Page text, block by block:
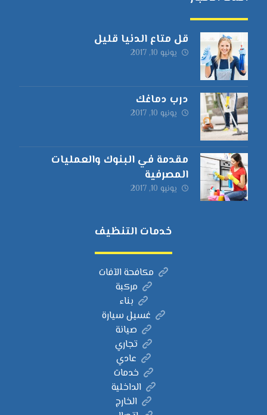
قل متاع الدنيا قليل
يونيو 10, 2017
درب دماغك
يونيو 10, 2017
مقدمة في البنوك والعمليات
المصرفية
يونيو 10, 2017
خدمات التنظيف
مكافحة الآفات
مركبة
بناء
غسيل سيارة
صيانة
تجاري
عادي
خدمات
الداخلية
الخارج